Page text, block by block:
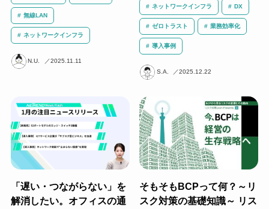
無線LAN
ネットワークインフラ
N.U. 2025.11.11
ネットワークインフラ DX
ゼロトラスト 業務効率化
導入事例
S.A. 2025.12.22
「遅い・つながらない」を
解消したい。オフィスの通
そもそもBCPって何？～リ
スク対策の基礎知識～ リス